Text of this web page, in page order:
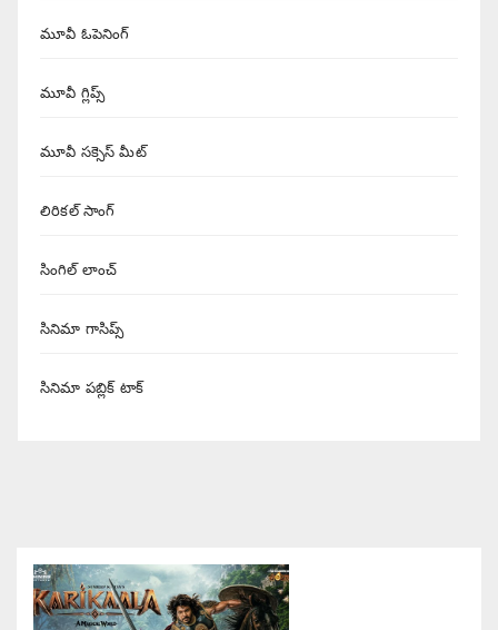
మూవీ ఓపెనింగ్
మూవీ గ్లిప్స్
మూవీ సక్సెస్ మీట్
లిరికల్ సాంగ్
సింగిల్ లాంచ్
సినిమా గాసిప్స్
సినిమా పబ్లిక్ టాక్